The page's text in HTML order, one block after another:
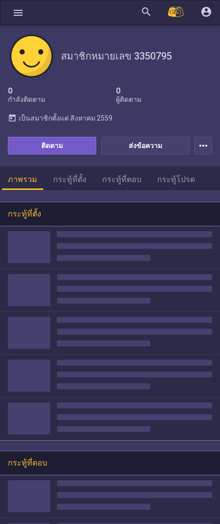
menu search account_circle
สมาชิกหมายเลข 3350795
0
กำลังติดตาม
0
ผู้ติดตาม
ส่งข้อความ
ติดตาม
today เป็นสมาชิกตั้งแต่ สิงหาคม 2559
more_horiz
ภาพรวม กระทู้ที่ตั้ง กระทู้ที่ตอบ กระทู้โปรด
กระทู้ที่ตั้ง
กระทู้ที่ตอบ